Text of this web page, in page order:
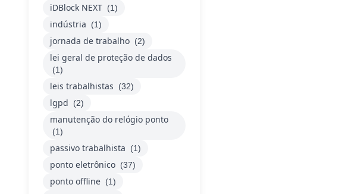
iDBlock NEXT (1)
indústria (1)
jornada de trabalho (2)
lei geral de proteção de dados
(1)
leis trabalhistas (32)
lgpd (2)
manutenção do relógio ponto
(1)
passivo trabalhista (1)
ponto eletrônico (37)
ponto offline (1)